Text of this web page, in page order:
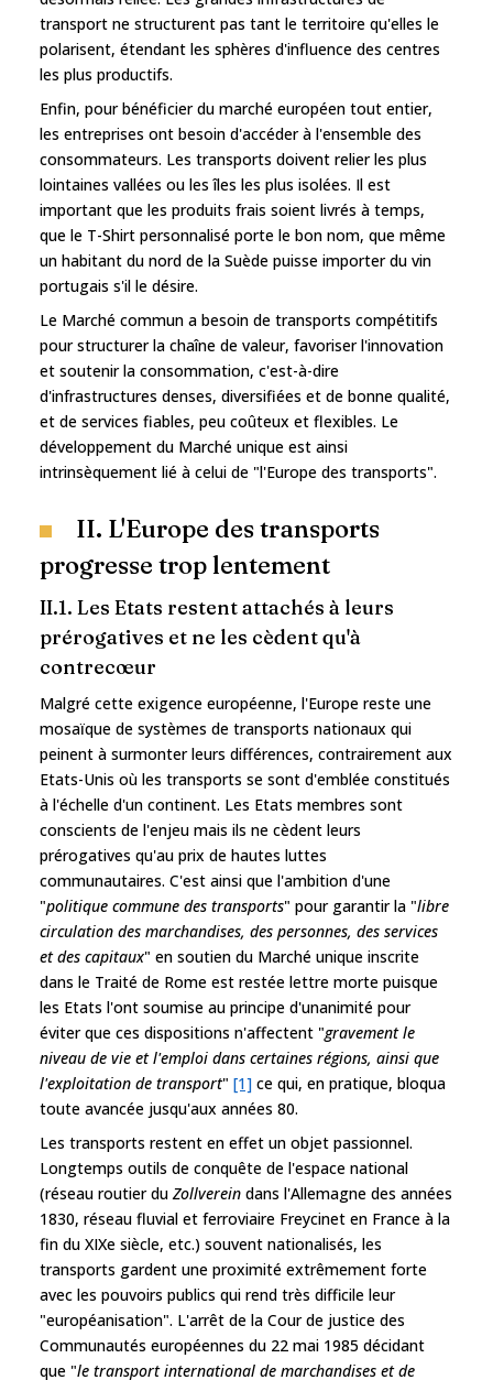
transport ne structurent pas tant le territoire qu'elles le
polarisent, étendant les sphères d'influence des centres
les plus productifs.
Enfin, pour bénéficier du marché européen tout entier,
les entreprises ont besoin d'accéder à l'ensemble des
consommateurs. Les transports doivent relier les plus
lointaines vallées ou les îles les plus isolées. Il est
important que les produits frais soient livrés à temps,
que le T-Shirt personnalisé porte le bon nom, que même
un habitant du nord de la Suède puisse importer du vin
portugais s'il le désire.
Le Marché commun a besoin de transports compétitifs
pour structurer la chaîne de valeur, favoriser l'innovation
et soutenir la consommation, c'est-à-dire
d'infrastructures denses, diversifiées et de bonne qualité,
et de services fiables, peu coûteux et flexibles. Le
développement du Marché unique est ainsi
intrinsèquement lié à celui de "l'Europe des transports".
II. L'Europe des transports
progresse trop lentement
II.1. Les Etats restent attachés à leurs
prérogatives et ne les cèdent qu'à
contrecœur
Malgré cette exigence européenne, l'Europe reste une
mosaïque de systèmes de transports nationaux qui
peinent à surmonter leurs différences, contrairement aux
Etats-Unis où les transports se sont d'emblée constitués
à l'échelle d'un continent. Les Etats membres sont
conscients de l'enjeu mais ils ne cèdent leurs
prérogatives qu'au prix de hautes luttes
communautaires. C'est ainsi que l'ambition d'une
"politique commune des transports" pour garantir la "libre
circulation des marchandises, des personnes, des services
et des capitaux" en soutien du Marché unique inscrite
dans le Traité de Rome est restée lettre morte puisque
les Etats l'ont soumise au principe d'unanimité pour
éviter que ces dispositions n'affectent "gravement le
niveau de vie et l'emploi dans certaines régions, ainsi que
l'exploitation de transport" [1] ce qui, en pratique, bloqua
toute avancée jusqu'aux années 80.
Les transports restent en effet un objet passionnel.
Longtemps outils de conquête de l'espace national
(réseau routier du Zollverein dans l'Allemagne des années
1830, réseau fluvial et ferroviaire Freycinet en France à la
fin du XIXe siècle, etc.) souvent nationalisés, les
transports gardent une proximité extrêmement forte
avec les pouvoirs publics qui rend très difficile leur
"européanisation". L'arrêt de la Cour de justice des
Communautés européennes du 22 mai 1985 décidant
que "le transport international de marchandises et de